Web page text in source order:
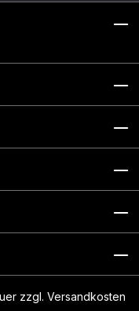
zzgl. Versandkosten